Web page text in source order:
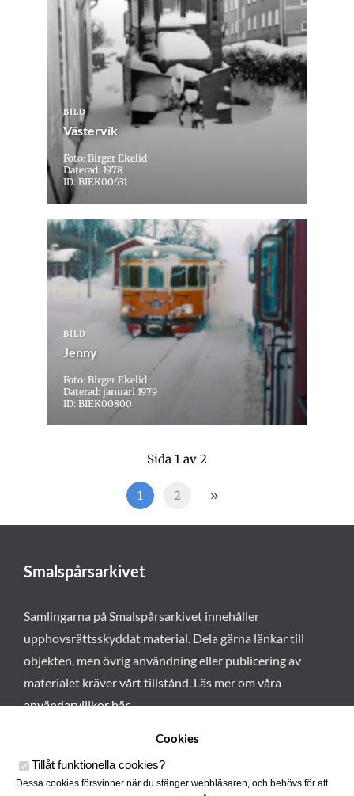
BILD
Västervik
Foto: Birger Ekelid
Daterad: 1978
ID: BIEK00631
BILD
Jenny
Foto: Birger Ekelid
Daterad: januari 1979
ID: BIEK00800
Sida 1 av 2
1 2 »
Smalspårsarkivet
Samlingarna på Smalspårsarkivet innehåller
upphovsrättsskyddat material. Dela gärna länkar till
objekten, men övrig användning eller publicering av
materialet kräver vårt tillstånd. Läs mer om våra
användarvillkor här.
Cookies
Tillåt funktionella cookies?
Dessa cookies försvinner när du stänger webbläsaren, och behövs för att